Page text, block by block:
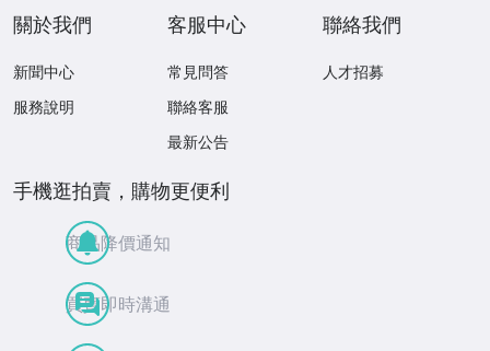
關於我們
新聞中心
服務說明
客服中心
常見問答
聯絡客服
最新公告
聯絡我們
人才招募
手機逛拍賣，購物更便利
商品降價通知
買賣即時溝通